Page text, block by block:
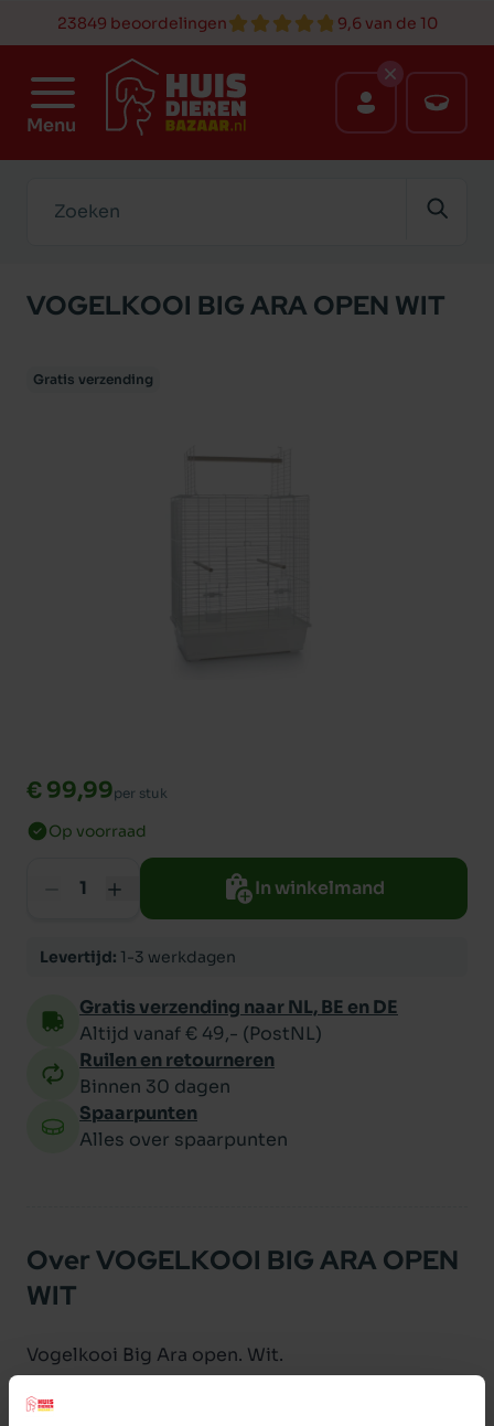
23849 beoordelingen 9,6 van de 10
Menu
VOGELKOOI BIG ARA OPEN WIT
Gratis verzending
€ 99,99per stuk
Op voorraad
In winkelmand
Levertijd: 1-3 werkdagen
Gratis verzending naar NL, BE en DE
Altijd vanaf € 49,- (PostNL)
Ruilen en retourneren
Binnen 30 dagen
Spaarpunten
Alles over spaarpunten
Over VOGELKOOI BIG ARA OPEN
WIT
Vogelkooi Big Ara open. Wit.